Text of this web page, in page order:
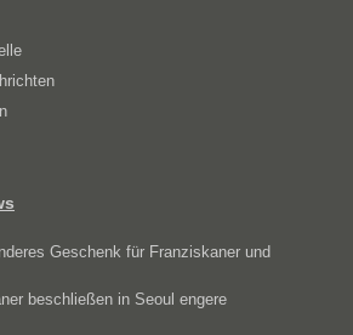
Geschenk für Franziskaner und
beschließen in Seoul engere